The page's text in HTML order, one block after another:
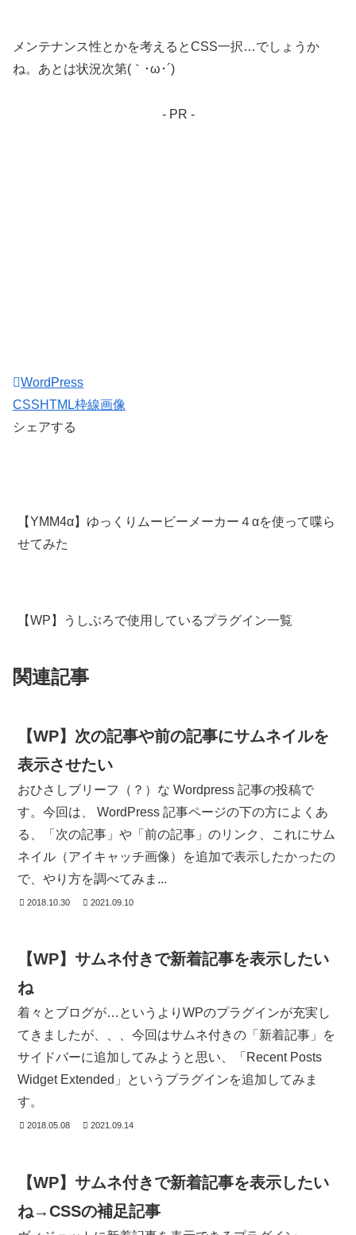
メンテナンス性とかを考えるとCSS一択…でしょうか
ね。あとは状況次第(｀･ω･´)
- PR -
WordPress
CSSHTML枠線画像
シェアする
【YMM4α】ゆっくりムービーメーカー４αを使って喋ら
せてみた
【WP】うしぶろで使用しているプラグイン一覧
関連記事
【WP】次の記事や前の記事にサムネイルを
表示させたい
おひさしブリーフ（？）な Wordpress 記事の投稿で
す。今回は、 WordPress 記事ページの下の方によくあ
る、「次の記事」や「前の記事」のリンク、これにサム
ネイル（アイキャッチ画像）を追加で表示したかったの
で、やり方を調べてみま...
2018.10.30 2021.09.10
【WP】サムネ付きで新着記事を表示したい
ね
着々とブログが…というよりWPのプラグインが充実し
てきましたが、、、今回はサムネ付きの「新着記事」を
サイドバーに追加してみようと思い、「Recent Posts
Widget Extended」というプラグインを追加してみま
す。
2018.05.08 2021.09.14
【WP】サムネ付きで新着記事を表示したい
ね→CSSの補足記事